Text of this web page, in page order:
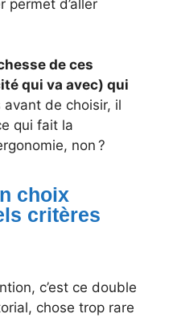
permet d’aller
de ces
qui va avec) qui
avant de choisir, il
qui fait la
non ?
choix
critères
c’est ce double
chose trop rare